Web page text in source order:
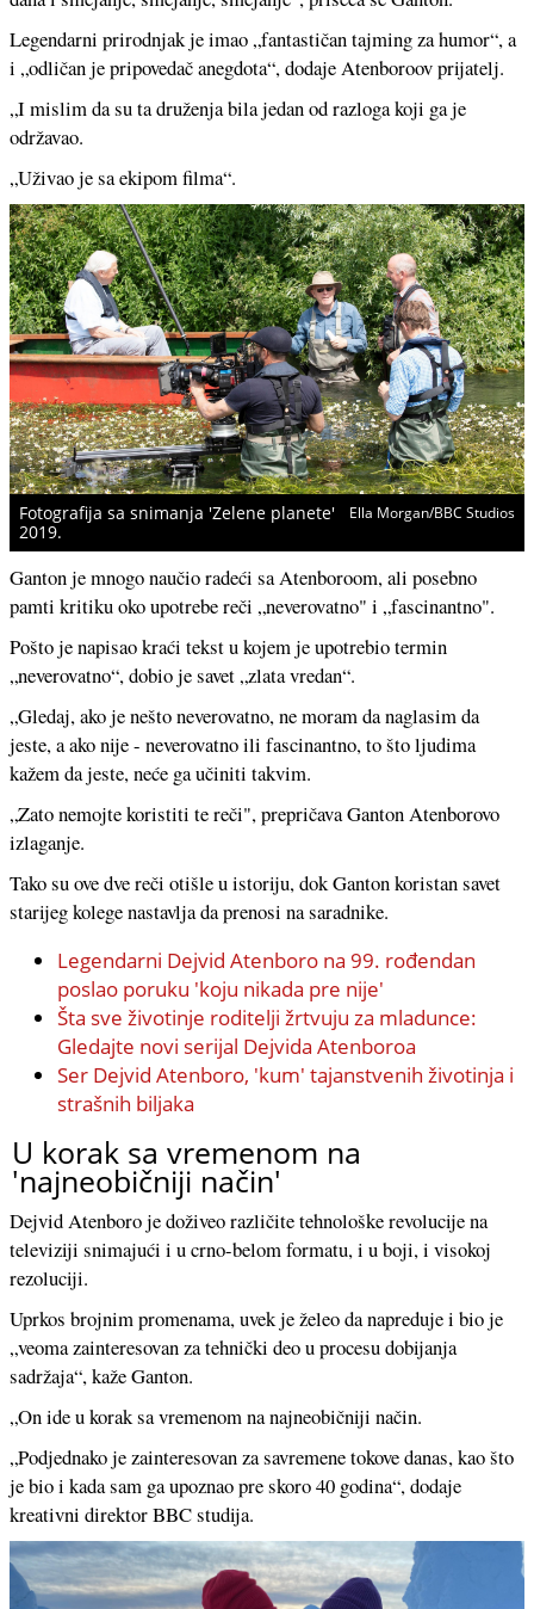
Legendarni prirodnjak je imao „fantastičan tajming za humor“, a
i „odličan je pripovedač anegdota“, dodaje Atenboroov prijatelj.
„I mislim da su ta druženja bila jedan od razloga koji ga je
održavao.
„Uživao je sa ekipom filma“.
Ella Morgan/BBC Studios
Fotografija sa snimanja 'Zelene planete'
2019.
Ganton je mnogo naučio radeći sa Atenboroom, ali posebno
pamti kritiku oko upotrebe reči „neverovatno" i „fascinantno".
Pošto je napisao kraći tekst u kojem je upotrebio termin
„neverovatno“, dobio je savet „zlata vredan“.
„Gledaj, ako je nešto neverovatno, ne moram da naglasim da
jeste, a ako nije - neverovatno ili fascinantno, to što ljudima
kažem da jeste, neće ga učiniti takvim.
„Zato nemojte koristiti te reči", prepričava Ganton Atenborovo
izlaganje.
Tako su ove dve reči otišle u istoriju, dok Ganton koristan savet
starijeg kolege nastavlja da prenosi na saradnike.
Legendarni Dejvid Atenboro na 99. rođendan
poslao poruku 'koju nikada pre nije'
Šta sve životinje roditelji žrtvuju za mladunce:
Gledajte novi serijal Dejvida Atenboroa
Ser Dejvid Atenboro, 'kum' tajanstvenih životinja i
strašnih biljaka
U korak sa vremenom na
'najneobičniji način'
Dejvid Atenboro je doživeo različite tehnološke revolucije na
televiziji snimajući i u crno-belom formatu, i u boji, i visokoj
rezoluciji.
Uprkos brojnim promenama, uvek je želeo da napreduje i bio je
„veoma zainteresovan za tehnički deo u procesu dobijanja
sadržaja“, kaže Ganton.
„On ide u korak sa vremenom na najneobičniji način.
„Podjednako je zainteresovan za savremene tokove danas, kao što
je bio i kada sam ga upoznao pre skoro 40 godina“, dodaje
kreativni direktor BBC studija.